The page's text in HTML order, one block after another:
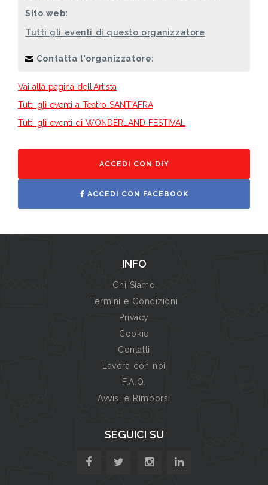
Sito web:
Tutti gli eventi di questo organizzatore
Contatta l'organizzatore:
Vai alla pagina dell'Artista
Tutti gli eventi a Teatro SANT'AFRA
Tutti gli eventi di WONDERLAND FESTIVAL
ACCEDI CON DIY
ACCEDI CON FACEBOOK
INFO
Chi Siamo
Termini e Condizioni
Privacy
Cookie
Contatti
Lavora con noi
F.A.Q.
Avvisi e Rimborsi
SEGUICI SU